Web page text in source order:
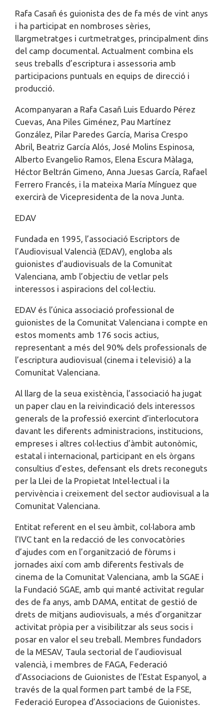
Rafa Casañ és guionista des de fa més de vint anys
i ha participat en nombroses sèries,
llargmetratges i curtmetratges, principalment dins
del camp documental. Actualment combina els
seus treballs d’escriptura i assessoria amb
participacions puntuals en equips de direcció i
producció.
Acompanyaran a Rafa Casañ Luis Eduardo Pérez
Cuevas, Ana Piles Giménez, Pau Martínez
González, Pilar Paredes García, Marisa Crespo
Abril, Beatriz García Alós, José Molins Espinosa,
Alberto Evangelio Ramos, Elena Escura Màlaga,
Héctor Beltrán Gimeno, Anna Juesas García, Rafael
Ferrero Francés, i la mateixa María Mínguez que
exercirà de Vicepresidenta de la nova Junta.
EDAV
Fundada en 1995, l’associació Escriptors de
l’Audiovisual Valencià (EDAV), engloba als
guionistes d’audiovisuals de la Comunitat
Valenciana, amb l’objectiu de vetlar pels
interessos i aspiracions del col·lectiu.
EDAV és l’única associació professional de
guionistes de la Comunitat Valenciana i compte en
estos moments amb 176 socis actius,
representant a més del 90% dels professionals de
l’escriptura audiovisual (cinema i televisió) a la
Comunitat Valenciana.
Al llarg de la seua existència, l’associació ha jugat
un paper clau en la reivindicació dels interessos
generals de la professió exercint d’interlocutora
davant les diferents administracions, institucions,
empreses i altres col·lectius d’àmbit autonòmic,
estatal i internacional, participant en els òrgans
consultius d’estes, defensant els drets reconeguts
per la Llei de la Propietat Intel·lectual i la
pervivència i creixement del sector audiovisual a la
Comunitat Valenciana.
Entitat referent en el seu àmbit, col·labora amb
l’IVC tant en la redacció de les convocatòries
d’ajudes com en l’organització de fòrums i
jornades així com amb diferents festivals de
cinema de la Comunitat Valenciana, amb la SGAE i
la Fundació SGAE, amb qui manté activitat regular
des de fa anys, amb DAMA, entitat de gestió de
drets de mitjans audiovisuals, a més d’organitzar
activitat pròpia per a visibilitzar als seus socis i
posar en valor el seu treball. Membres fundadors
de la MESAV, Taula sectorial de l’audiovisual
valencià, i membres de FAGA, Federació
d’Associacions de Guionistes de l’Estat Espanyol, a
través de la qual formen part també de la FSE,
Federació Europea d’Associacions de Guionistes.